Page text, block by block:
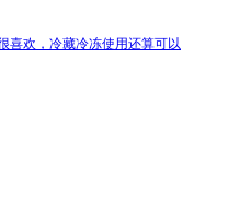
喜欢，冷藏冷冻使用还算可以